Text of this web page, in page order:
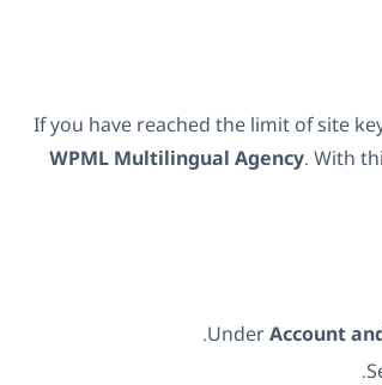
If you have reached the limit of site
WPML Multilingual Agency. With
UnderAccount
.